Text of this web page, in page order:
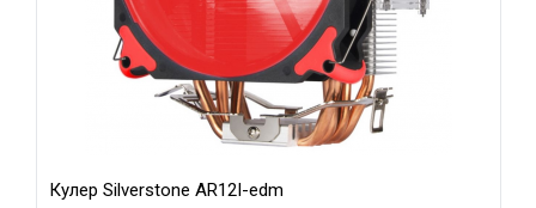
Кулер Silverstone AR12I-edm